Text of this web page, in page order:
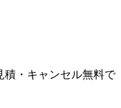
積・キャンセル無料で